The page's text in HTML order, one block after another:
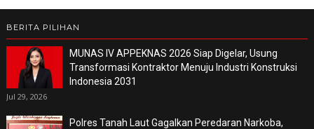
BERITA PILIHAN
MUNAS IV APPEKNAS 2026 Siap Digelar, Usung
Transformasi Kontraktor Menuju Industri Konstruksi
Indonesia 2031
Jul 29, 2026
Polres Tanah Laut Gagalkan Peredaran Narkoba,